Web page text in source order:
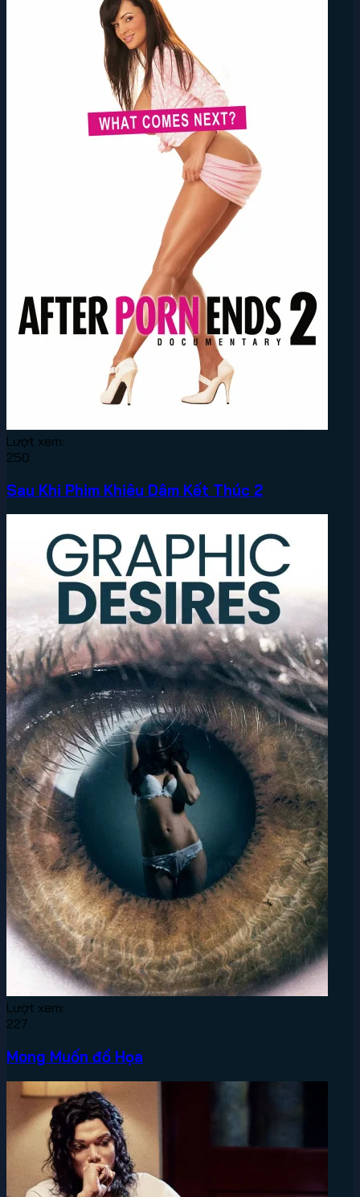
Lượt xem:
250
Sau Khi Phim Khiêu Dâm Kết Thúc 2
Lượt xem:
227
Mong Muốn đồ Họa